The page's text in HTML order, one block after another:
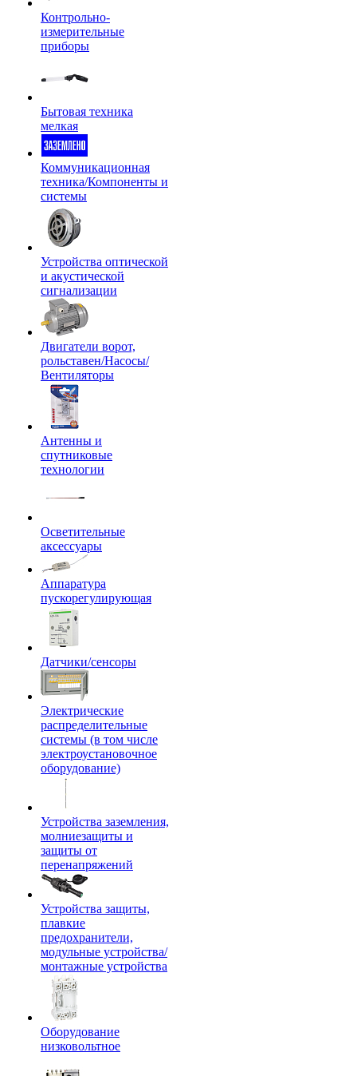
Контрольно-
измерительные
приборы
Бытовая техника
мелкая
Коммуникационная
техника/Компоненты и
системы
Устройства оптической
и акустической
сигнализации
Двигатели ворот,
рольставен/Насосы/
Вентиляторы
Антенны и
спутниковые
технологии
Осветительные
аксессуары
Аппаратура
пускорегулирующая
Датчики/сенсоры
Электрические
распределительные
системы (в том числе
электроустановочное
оборудование)
Устройства заземления,
молниезащиты и
защиты от
перенапряжений
Устройства защиты,
плавкие
предохранители,
модульные устройства/
монтажные устройства
Оборудование
низковольтное